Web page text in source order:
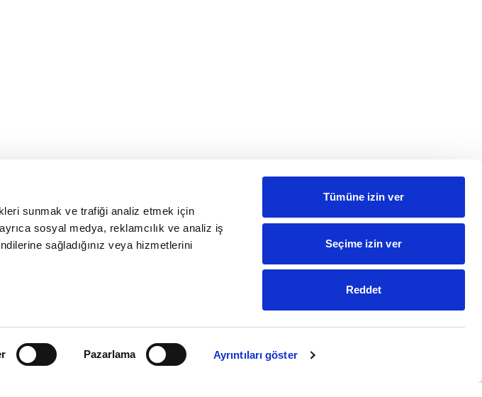
sunmak ve trafiği analiz etmek için
sosyal medya, reklamcılık ve analiz iş
sağladığınız veya hizmetlerini
Pazarlama Ayrıntıları göster
Tümüne izin ver
Seçime izin ver
Reddet